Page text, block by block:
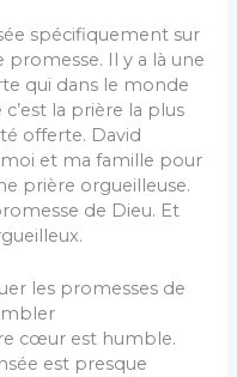
spécifiquement sur
Il y a là une
qui dans le monde
la prière la plus
offerte. David
et ma famille pour
prière orgueilleuse.
de Dieu. Et
les promesses de
cœur est humble.
est presque